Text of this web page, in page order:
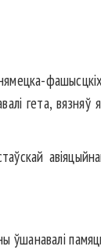
гета, вязняў
ўшанавалі